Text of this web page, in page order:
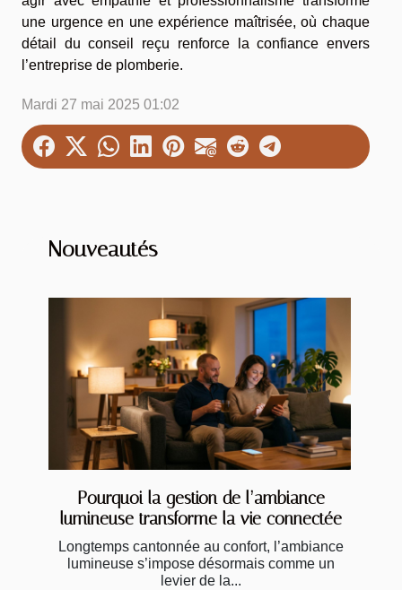
une urgence en une expérience maîtrisée, où chaque
détail du conseil reçu renforce la confiance envers
l’entreprise de plomberie.
Mardi 27 mai 2025 01:02
Nouveautés
Pourquoi la gestion de l’ambiance
lumineuse transforme la vie connectée
Longtemps cantonnée au confort, l’ambiance
lumineuse s’impose désormais comme un
levier de la...